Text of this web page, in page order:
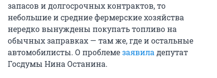
запасов и долгосрочных контрактов, то
небольшие и средние фермерские хозяйства
нередко вынуждены покупать топливо на
обычных заправках — там же, где и остальные
автомобилисты. О проблемезаявиладепутат
Госдумы Нина Останина.